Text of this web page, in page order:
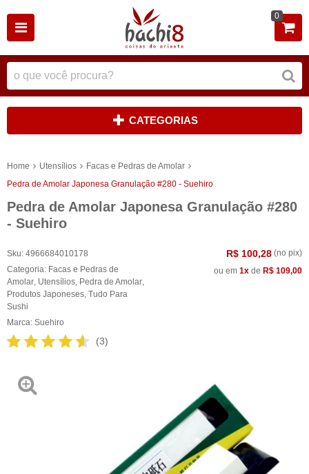
0
CATEGORIAS
Home Utensílios
Facas e Pedras de Amolar
Pedra de Amolar Japonesa Granulação #280 - Suehiro
Pedra de Amolar Japonesa Granulação #280
- Suehiro
Sku: 4966684010178
Categoria: Facas e Pedras de
Amolar Utensílios Pedra de Amolar
Produtos Japoneses Tudo Para
Sushi
Marca: Suehiro
(3)
R$ 100,28 (no pix)
ou em 1x de R$ 109,00